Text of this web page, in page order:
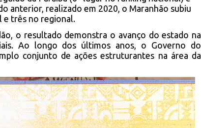
anterior, realizado em 2020, o Maranhão subiu
e três no regional.
o resultado demonstra o avanço do estado na
Ao longo dos últimos anos, o Governo do
conjunto de ações estruturantes na área da